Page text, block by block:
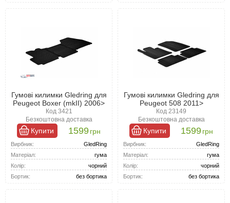
Гумові килимки Gledring для
Peugeot Boxer (mkII) 2006>
Код 3421
Безкоштовна доставка
Купити 1599грн
Вирбник:
GledRing
Матеріал:
гума
Колір:
чорний
Бортик:
без бортика
Гумові килимки Gledring для
Peugeot 508 2011>
Код 23149
Безкоштовна доставка
Купити 1599грн
Вирбник:
GledRing
Матеріал:
гума
Колір:
чорний
Бортик:
без бортика